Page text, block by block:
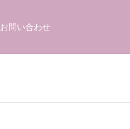
お問い合わせ